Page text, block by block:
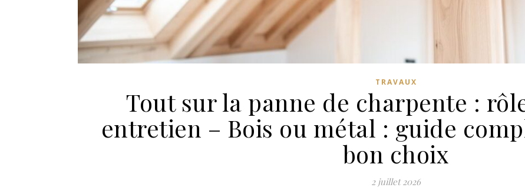
TRAVAUX
Tout sur la panne de charpente :
entretien – Bois ou métal : guide
bon choix
2 juillet 2026